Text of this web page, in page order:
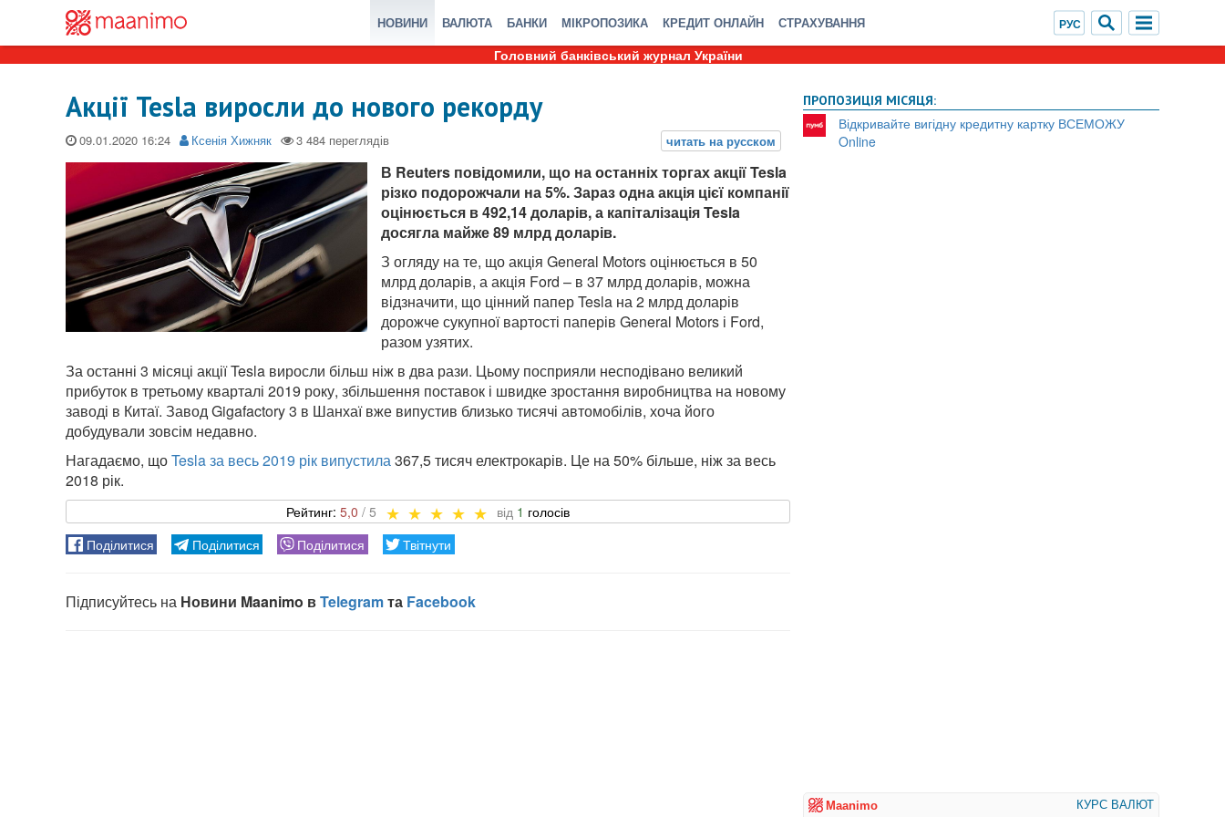
НОВИНИ ВАЛЮТА БАНКИ МІКРОПОЗИКА КРЕДИТ ОНЛАЙН СТРАХУВАННЯ
Головний банківський журнал України
Акції Tesla виросли до нового рекорду
09.01.2020 Ксенія Хижняк
В Reuters повідомили, що на останніх торгах акції Tesla
різко подорожчали на 5%. Зараз одна акція цієї компанії
оцінюється в 492,14 доларів, а капіталізація Tesla
досягла майже 89 млрд доларів.
З огляду на те, що акція General Motors оцінюється в 50
млрд доларів, а акція Ford – в 37 млрд доларів, можна
відзначити, що цінний папер Tesla на 2 млрд доларів
дорожче сукупної вартості паперів General Motors і Ford,
разом узятих.
За останні 3 місяці акції Tesla виросли більш ніж в два рази. Цьому посприяли несподівано великий
прибуток в третьому кварталі 2019 року, збільшення поставок і швидке зростання виробництва на новому
заводі в Китаї. Завод Gigafactory 3 в Шанхаї вже випустив близько тисячі автомобілів, хоча його
добудували зовсім недавно.
Нагадаємо, щоTesla за весь 2019 рік випустила367,5 тисяч електрокарів. Це на 50% більше, ніж за весь
2018 рік.
5,0 1
ПРОПОЗИЦІЯ МІСЯЦЯ:
Відкривайте вигідну кредитну картку ВСЕМОЖУ
Online